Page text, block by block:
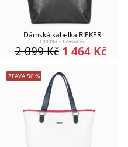
Dámská kabelka RIEKER
C0009-021 černá S6
1 464 Kč
2 099Kč
ZĽAVA 50%